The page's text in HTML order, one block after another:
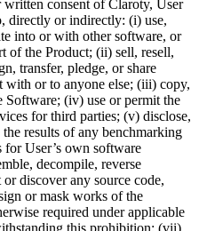
consent of Claroty, User
directly or indirectly: (i) use,
into or with other software, or
of the Product; (ii) sell, resell,
transfer, pledge, or share
with or to anyone else; (iii) copy,
Software; (iv) use or permit the
for third parties; (v) disclose,
results of any benchmarking
for User’s own software
decompile, reverse
discover any source code,
or mask works of the
required under applicable